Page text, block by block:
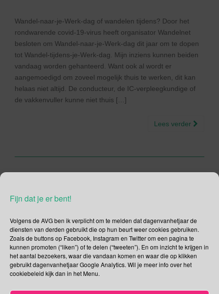
Fijn dat je er bent!
Volgens de AVG ben ik verplicht om te melden dat dagenvanhetjaar de
diensten van derden gebruikt die op hun beurt weer cookies gebruiken.
Zoals de buttons op Facebook, Instagram en Twitter om een pagina te
kunnen promoten (“liken”) of te delen (“tweeten”). En om inzicht te krijgen in
het aantal bezoekers, waar die vandaan komen en waar die op klikken
gebruikt dagenvanhetjaar Google Analytics. Wil je meer info over het
cookiebeleid kijk dan in het Menu.
Wandel-naar-je-Werk-dag of wandelen tijdens? Door het
rondwarende covid-19-virus heeft organisator Wandelnet
besloten om Wandel-naar-je-Werk-dag dit jaar om te dopen
tot Wandel-tijdens-je-Werk-dag. Mijn inziens kunnen beiden
vandaag worden gehanteerd. Want ook al wordt er
aangemoedigd om zoveel mogelijk thuis te werken, dit kan
helaas niet altijd. De conducteur, de IC-verpleegkundige of
de vakkenvuller kunne niet thuis […]
Lees verder
8 april – Heilige Woensdag
| Nationale Poepdag | Dag
van de Bril | Dag van de
Roma | Dag van Roze
08/04/2020 Gina Makken April